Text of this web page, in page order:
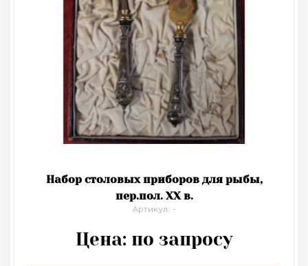
Набор столовых приборов для рыбы,
пер.пол. XX в.
Артикул: -
Цена: по запросу